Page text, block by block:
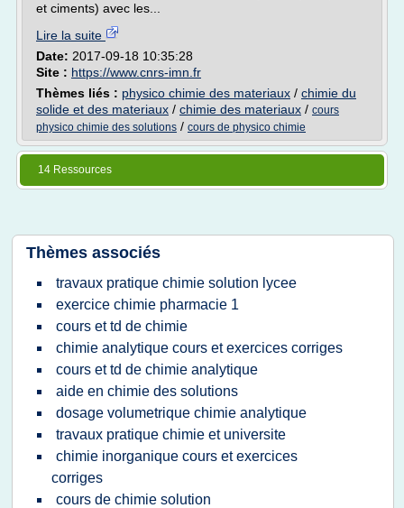
et ciments) avec les...
Lire la suite
Date: 2017-09-18 10:35:28
Site : https://www.cnrs-imn.fr
Thèmes liés : physico chimie des materiaux / chimie du
solide et des materiaux / chimie des materiaux / cours
physico chimie des solutions / cours de physico chimie
14 Ressources
Thèmes associés
travaux pratique chimie solution lycee
exercice chimie pharmacie 1
cours et td de chimie
chimie analytique cours et exercices corriges
cours et td de chimie analytique
aide en chimie des solutions
dosage volumetrique chimie analytique
travaux pratique chimie et universite
chimie inorganique cours et exercices
corriges
cours de chimie solution